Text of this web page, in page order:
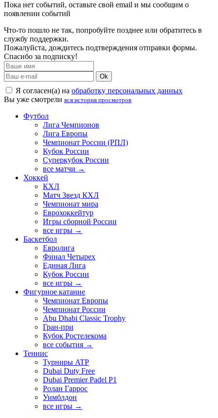
Пока нет событий, оставьте свой email и мы сообщим о
появлении событий
Что-то пошло не так, попробуйте позднее или обратитесь в
службу поддержки.
Пожалуйста, дождитесь подтверждения отправки формы.
Спасибо за подписку!
Ok
Я согласен(а) на обработку персональных данных
Вы уже смотрели вся история просмотров
Футбол
Лига Чемпионов
Лига Европы
Чемпионат России (РПЛ)
Кубок России
Суперкубок России
все матчи →
Хоккей
КХЛ
Матч Звезд КХЛ
Чемпионат мира
Еврохоккейтур
Игры сборной России
все игры →
Баскетбол
Евролига
Финал Четырех
Единая Лига
Кубок России
все игры →
Фигурное катание
Чемпионат Европы
Чемпионат России
Abu Dhabi Classic Trophy
Гран-при
Кубок Ростелекома
все события →
Теннис
Турниры ATP
Dubai Duty Free
Dubai Premier Padel P1
Ролан Гаррос
Уимблдон
все игры →